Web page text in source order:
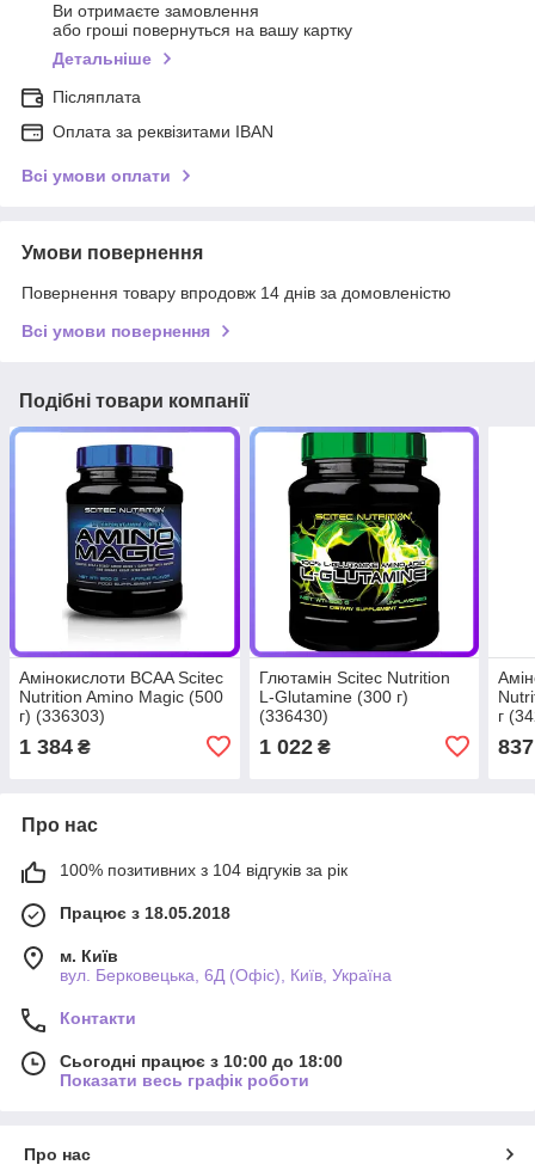
Ви отримаєте замовлення
або гроші повернуться на вашу картку
Детальніше
Післяплата
Оплата за реквізитами IBAN
Всі умови оплати
Умови повернення
Повернення товару впродовж 14 днів за домовленістю
Всі умови повернення
Подібні товари компанії
Амінокислоти BCAA Scitec
Nutrition Amino Magic (500
г) (336303)
1 384 ₴
Глютамін Scitec Nutrition
L-Glutamine (300 г)
(336430)
1 022₴
г
837
Про нас
100% позитивних з 104 відгуків за рік
Працює з 18.05.2018
м. Київ
вул. Берковецька, 6Д (Офіс), Київ, Україна
Контакти
Сьогодні працює з 10:00 до 18:00
Показати весь графік роботи
Про нас